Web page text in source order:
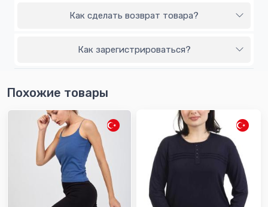
Как сделать возврат товара?
Как зарегистрироваться?
Похожие товары